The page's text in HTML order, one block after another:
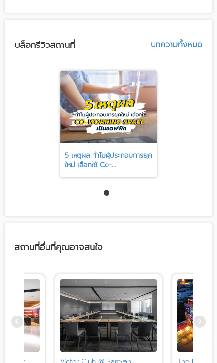
บล็อกรีวิวสถานที่ บทความทั้งหมด
5 เหตุผล ทำไมผู้ประกอบการยุค
ใหม่ เลือกใช้ Co-...
สถานที่อื่นที่คุณอาจสนใจ